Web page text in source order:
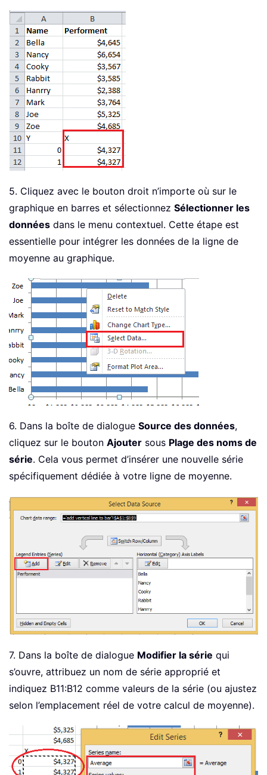
5. Cliquez avec le bouton droit n’importe où sur le
graphique en barres et sélectionnez Sélectionner les
données dans le menu contextuel. Cette étape est
essentielle pour intégrer les données de la ligne de
moyenne au graphique.
6. Dans la boîte de dialogue Source des données,
cliquez sur le bouton Ajouter sous Plage des noms de
série. Cela vous permet d’insérer une nouvelle série
spécifiquement dédiée à votre ligne de moyenne.
7. Dans la boîte de dialogue Modifier la série qui
s’ouvre, attribuez un nom de série approprié et
indiquez B11:B12 comme valeurs de la série (ou ajustez
selon l’emplacement réel de votre calcul de moyenne).